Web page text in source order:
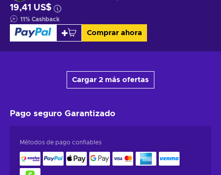
19,41 US$
11% Cashback
Comprar ahora
Cargar 2 más ofertas
Pago seguro Garantizado
Métodos de pago confiables